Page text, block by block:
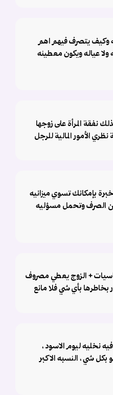
وكيف يتصرف فيهم اهم
عياله ويكون معطينه
نفقة المرأة على زوجها
الأمور المالية للرجل
بإمكانك تسوي ميزانيه
الصرف وتحمل مسؤليه
+ الزوج يعطي مصروف
بخاطرها بأي شي فلا مانع
ليوم الاسود ،
شي ، النسبه الاكبر